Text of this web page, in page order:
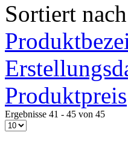
Sortiert nach
Produktpreis
Ergebnisse 41 - 45 von 45